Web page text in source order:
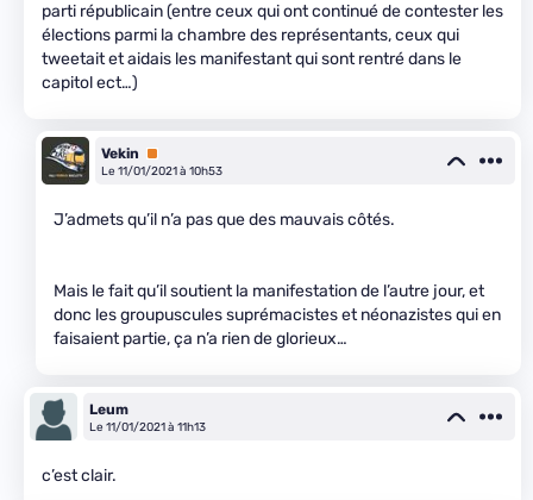
parti républicain (entre ceux qui ont continué de contester les
élections parmi la chambre des représentants, ceux qui
tweetait et aidais les manifestant qui sont rentré dans le
capitol ect…)
Vekin
Premium
Le 11/01/2021 à 10h53
J’admets qu’il n’a pas que des mauvais côtés.
Mais le fait qu’il soutient la manifestation de l’autre jour, et
donc les groupuscules suprémacistes et néonazistes qui en
faisaient partie, ça n’a rien de glorieux…
Leum
Le 11/01/2021 à 11h13
c’est clair.